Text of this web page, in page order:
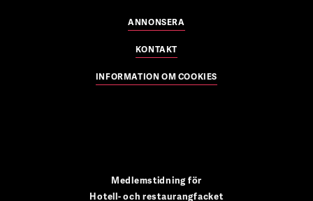
ANNONSERA
KONTAKT
INFORMATION OM COOKIES
Medlemstidning för
Hotell- och restaurangfacket